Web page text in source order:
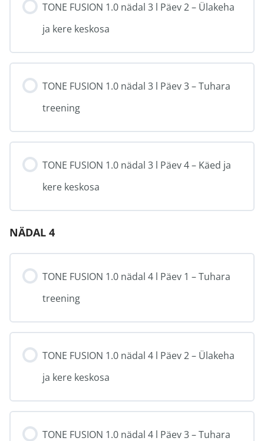
TONE FUSION 1.0 nädal 3 l Päev 2 – Ülakeha
ja kere keskosa
TONE FUSION 1.0 nädal 3 l Päev 3 – Tuhara
treening
TONE FUSION 1.0 nädal 3 l Päev 4 – Käed ja
kere keskosa
NÄDAL 4
TONE FUSION 1.0 nädal 4 l Päev 1 – Tuhara
treening
TONE FUSION 1.0 nädal 4 l Päev 2 – Ülakeha
ja kere keskosa
TONE FUSION 1.0 nädal 4 l Päev 3 – Tuhara